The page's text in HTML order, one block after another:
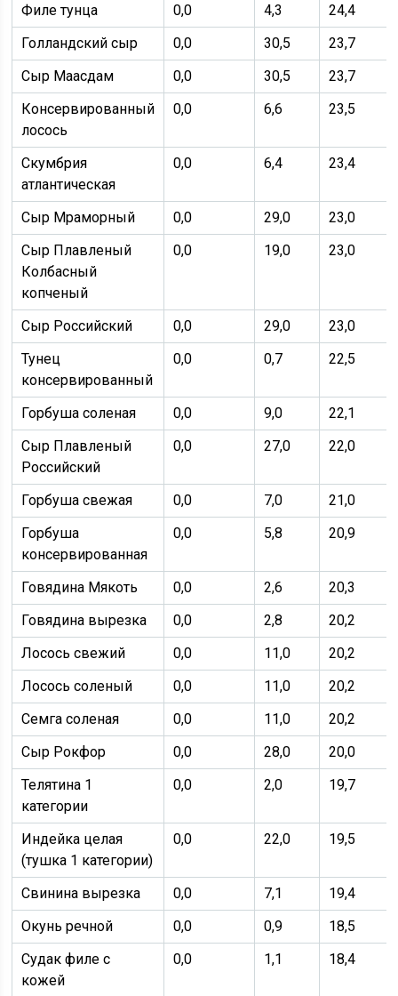
Филе тунца 0,0 4,3
24,4
Голландский сыр
0,0 30,5
23,7
Сыр Маасдам
0,0 30,5
23,7
Консервированный
лосось
0,0 6,6 23,5
Скумбрия
атлантическая
0,0 6,4 23,4
Сыр Мраморный 0,0 29,0
23,0
Сыр Плавленый
Колбасный
копченый
0,0 19,0 23,0
Сыр Российский 0,0 29,0
23,0
Тунец
консервированный
0,0 0,7 22,5
Горбуша соленая 0,0 9,0
22,1
Сыр Плавленый
Российский
0,0 27,0 22,0
Горбуша свежая 0,0 7,0
21,0
Горбуша
консервированная
0,0 5,8 20,9
Говядина Мякоть 0,0 2,6
20,3
Говядина вырезка
0,0 2,8
20,2
Лосось свежий
0,0 11,0
20,2
Лосось соленый
0,0 11,0
20,2
Семга соленая
0,0 11,0
20,2
Сыр Рокфор
0,0 28,0
20,0
Телятина 1
категории
0,0 2,0 19,7
Индейка целая
(тушка 1 категории)
0,0 22,0 19,5
Свинина вырезка 0,0 7,1
19,4
Окунь речной
0,0 0,9
18,5
Судак филе с
кожей
0,0 1,1 18,4